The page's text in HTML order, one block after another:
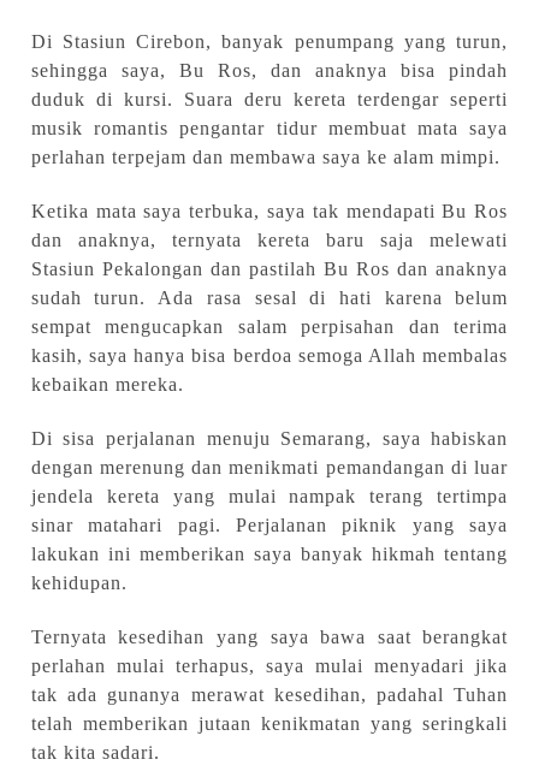
Di Stasiun Cirebon, banyak penumpang yang turun,
sehingga saya, Bu Ros, dan anaknya bisa
pindah
duduk di kursi.
Suara deru kereta terdengar seperti
musik romantis pengantar tidur membuat mata saya
perlahan terpejam dan membawa saya ke alam mimpi.
Ketika mata saya terbuka, saya tak mendapati Bu Ros
dan anaknya, ternyata kereta baru saja melewati
Stasiun Pekalongan dan pastilah Bu Ros dan anaknya
sudah turun. Ada rasa sesal di hati karena belum
sempat mengucapkan salam perpisahan dan terima
kasih, sayahanya bisa berdoa semoga Allah membalas
kebaikan mereka.
Di sisa perjalanan menuju Semarang, saya habiskan
dengan merenung dan menikmati pemandangan di luar
jendela kereta yang mulai nampak terang tertimpa
sinar matahari pagi. Perjalananpiknik yang saya
lakukan ini memberikan saya banyak hikmah tentang
kehidupan.
Ternyata kesedihan yang saya bawa saat berangkat
perlahan mulai terhapus, saya mulai menyadari jika
tak ada gunanya merawat kesedihan, padahal Tuhan
telah memberikan jutaan kenikmatan yang seringkali
tak kita sadari.